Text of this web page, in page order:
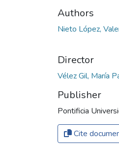
Authors
Nieto López,
Director
Vélez Gil, María
Publisher
Pontificia
Cite